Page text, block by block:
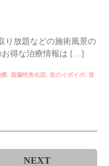
り放題などの施術風景の
お得な治療情報は […]
療, 脂漏性角化症, 首のイボイボ, 首
NEXT